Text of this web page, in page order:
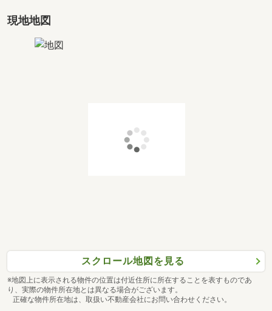
現地地図
スクロール地図を見る
※地図上に表示される物件の位置は付近住所に所在することを表すものであ
り、実際の物件所在地とは異なる場合がございます。
正確な物件所在地は、取扱い不動産会社にお問い合わせください。